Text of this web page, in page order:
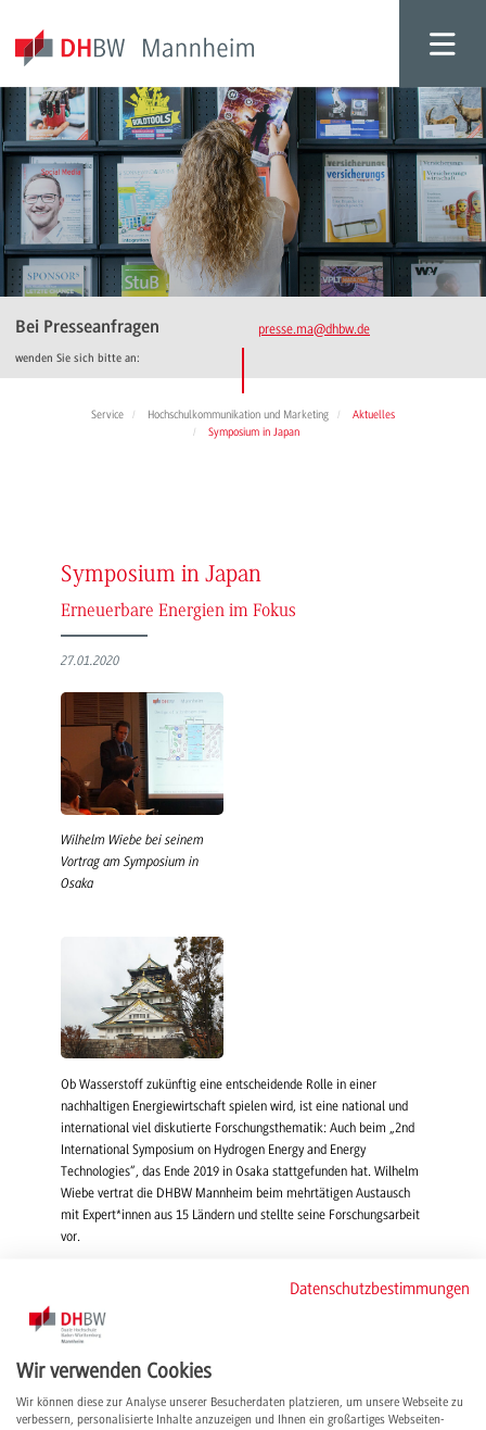
Bei Presseanfragen
wenden Sie sich bitte an:
presse.ma@dhbw.de
Service Hochschulkommunikation und Marketing
Aktuelles
Symposium in Japan
Symposium in Japan
Erneuerbare Energien im Fokus
27.01.2020
Wilhelm Wiebe bei seinem
Vortrag am Symposium in
Osaka
Ob Wasserstoff zukünftig eine entscheidende Rolle in einer
nachhaltigen Energiewirtschaft spielen wird, ist eine national und
international viel diskutierte Forschungsthematik: Auch beim „2nd
International Symposium on Hydrogen Energy and Energy
Technologies“, das Ende 2019 in Osaka stattgefunden hat. Wilhelm
Wiebe vertrat die DHBW Mannheim beim mehrtätigen Austausch
mit Expert*innen aus 15 Ländern und stellte seine Forschungsarbeit
vor.
„Die Atmosphäre der Konferenz war einmalig“, so Wiebe, „da im
Vergleich zu den Konferenzen im europäischen Raum die
Überzeugung permanent spürbar ist, dass der Energieträger
akademischer Mitarbeiter und Mitglied im Forschungscluster ELCH,
Datenschutzbestimmungen
Wir verwenden Cookies
Wir können diese zur Analyse unserer Besucherdaten platzieren, um unsere Webseite zu
verbessern, personalisierte Inhalte anzuzeigen und Ihnen ein großartiges Webseiten-